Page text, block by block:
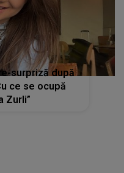
surpriză după
ce se ocupă
Zurli”